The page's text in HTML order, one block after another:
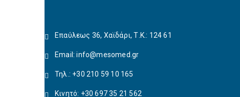
Επαύλεως 36, Χαϊδάρι, Τ.Κ.: 124 61
Email:info@mesomed.gr
Τηλ.: +30 210 59 10 165
Κινητό: +30 697 35 21 562